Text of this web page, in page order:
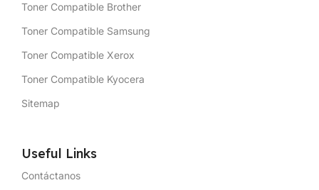
Toner Compatible Brother
Toner Compatible Samsung
Toner Compatible Xerox
Toner Compatible Kyocera
Sitemap
Useful Links
Contáctanos